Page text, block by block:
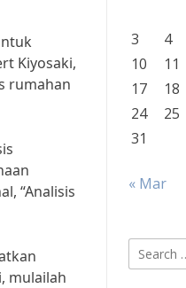
Kiyosaki,
rumahan
“Analisis
mulailah
3
4
10
11
17
18
24
25
31
« Mar
Search
for: